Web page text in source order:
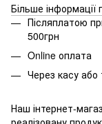
Більше інформації
Післяплатою
500грн
Online оплата
Через касу або
Наш інтернет-